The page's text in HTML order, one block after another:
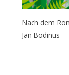
Nach dem
Jan Bodinus